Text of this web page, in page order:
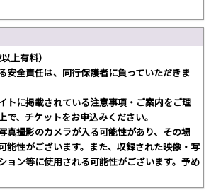
上有料）
全責任は、同行保護者に負っていただきま
トに掲載されている注意事項・ご案内をご理
で、チケットをお申込みください。
真撮影のカメラが入る可能性があり、その場
能性がございます。また、収録された映像・写
ョン等に使用される可能性がございます。予め